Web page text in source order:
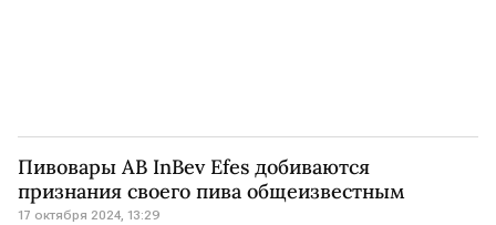
Пивовары AB InBev Efes добиваются
признания своего пива общеизвестным
17 октября 2024, 13:29